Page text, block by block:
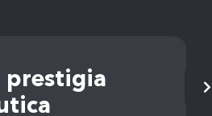
prestigia